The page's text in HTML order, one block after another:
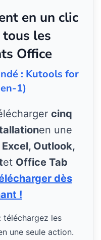
en un clic
les
Office
: Kutools for
1)
cinq
en une
Outlook,
et Office Tab
dès
!
: téléchargez les
une seule action.